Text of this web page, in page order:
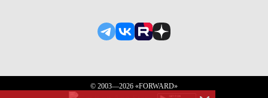
© 2003—2026 «FORWARD»